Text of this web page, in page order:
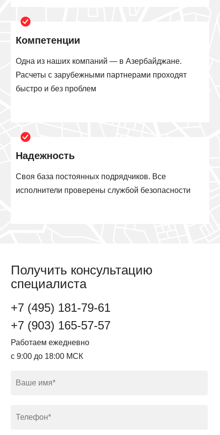
Компетенции
Одна из наших компаний — в Азербайджане.
Расчеты с зарубежными партнерами проходят
быстро и без проблем
Надежность
Своя база постоянных подрядчиков. Все
исполнители проверены службой безопасности
Получить консультацию
специалиста
+7 (495) 181-79-61
+7 (903) 165-57-57
Работаем ежедневно
с 9:00 до 18:00 МСК